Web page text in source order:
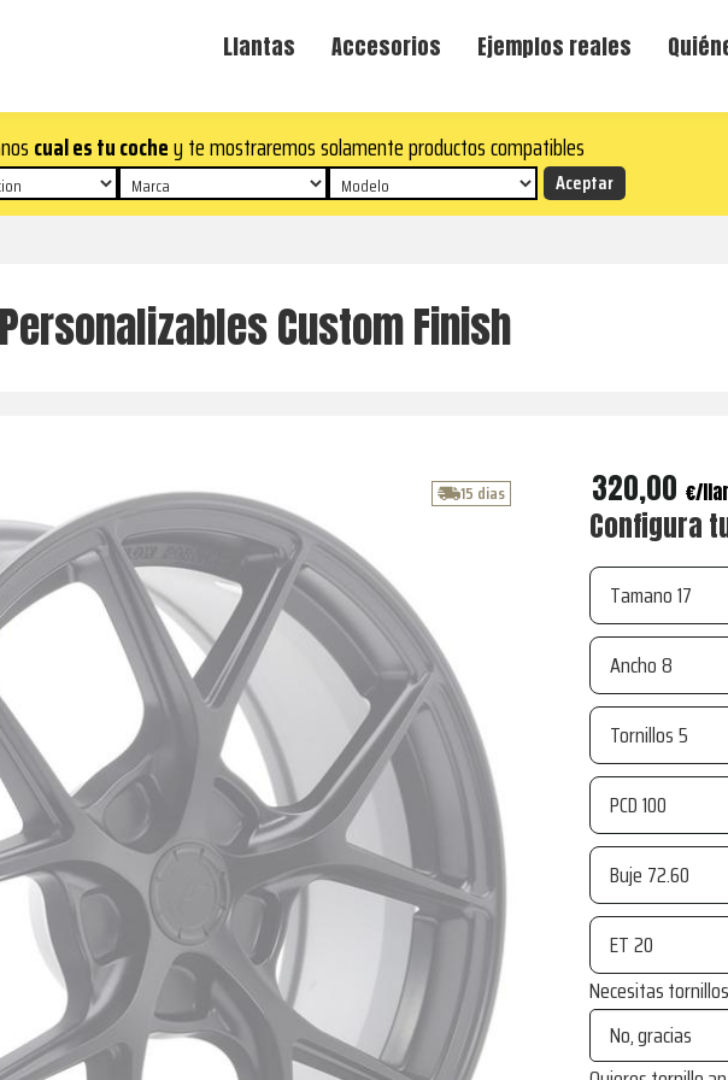
Llantas Accesorios Ejemplos reales
cual es tu cochey te mostraremos solamente productos compatibles
Custom Finish
15 dias 320,00 €
Configura
Tamano
Ancho
Tornillos
PCD
Buje
ET
Necesitas